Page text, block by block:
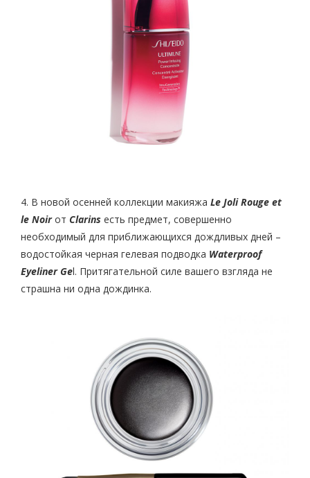
4. В новой осенней коллекции макияжа Le Joli Rouge et
le Noirот Clarins есть предмет, совершенно
необходимый для приближающихся дождливых дней –
водостойкая черная гелевая подводка Waterproof
Eyeliner Gel. Притягательной силе вашего взгляда не
страшна ни одна дождинка.